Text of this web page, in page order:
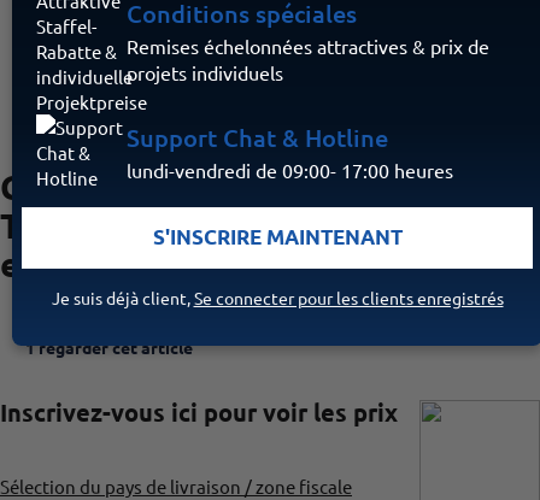
Clavier Paxton
TOUCHLOCK K75 compact
en acier inoxydable
1 regarder cet article
Inscrivez-vous ici pour voir les prix
Sélection du pays de livraison / zone fiscale
Conditions spéciales
Remises échelonnées attractives & prix de
projets individuels
Support Chat & Hotline
lundi-vendredi de 09:00- 17:00 heures
S'INSCRIRE MAINTENANT
Je suis déjà client,Se connecter pour les clients enregistrés